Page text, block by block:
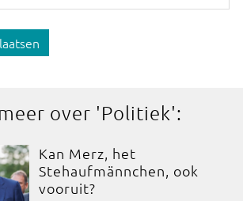
over 'Politiek':
Kan Merz, het
Stehaufmännchen, ook
vooruit?